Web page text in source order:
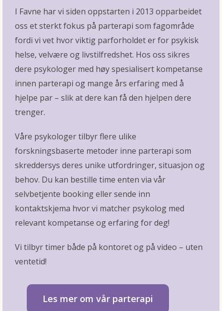
I Favne har vi siden oppstarten i 2013 opparbeidet
oss et sterkt fokus på parterapi som fagområde
fordi vi vet hvor viktig parforholdet er for psykisk
helse, velvære og livstilfredshet. Hos oss sikres
dere psykologer med høy spesialisert kompetanse
innen parterapi og mange års erfaring med å
hjelpe par – slik at dere kan få den hjelpen dere
trenger.
Våre psykologer tilbyr flere ulike
forskningsbaserte metoder inne parterapi som
skreddersys deres unike utfordringer, situasjon og
behov. Du kan bestille time enten via vår
selvbetjente booking eller sende inn
kontaktskjema hvor vi matcher psykolog med
relevant kompetanse og erfaring for deg!
Vi tilbyr timer både på kontoret og på video – uten
ventetid!
Les mer om vår parterapi